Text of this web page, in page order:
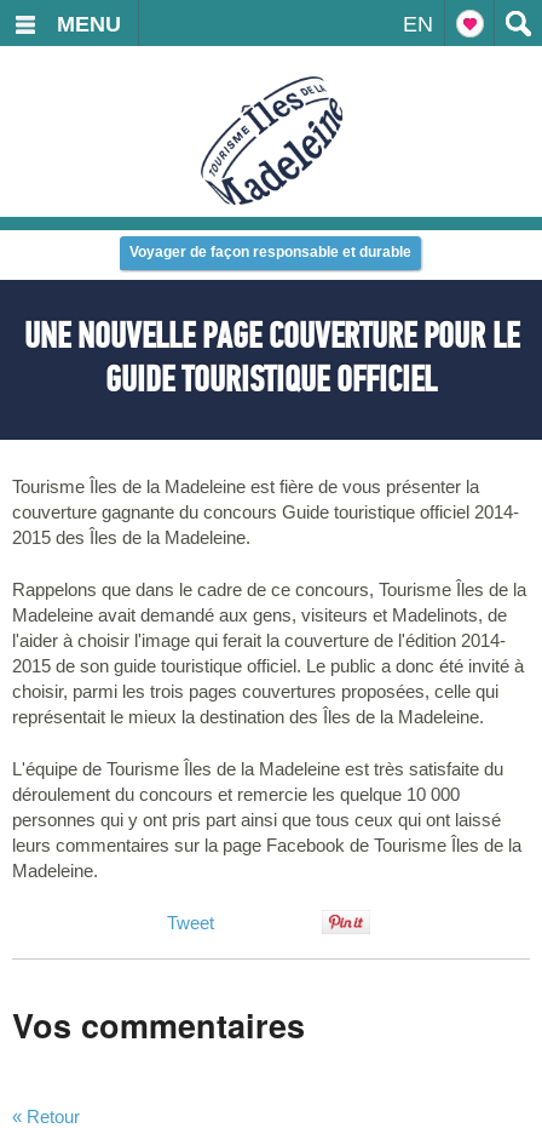
EN
MENU
Voyager de façon responsable et durable
UNE NOUVELLE PAGE COUVERTURE POUR LE
GUIDE TOURISTIQUE OFFICIEL
Tourisme Îles de la Madeleine est fière de vous présenter la
couverture gagnante du concours Guide touristique officiel 2014-
2015 des Îles de la Madeleine.
Rappelons que dans le cadre de ce concours, Tourisme Îles de la
Madeleine avait demandé aux gens, visiteurs et Madelinots, de
l'aider à choisir l'image qui ferait la couverture de l'édition 2014-
2015 de son guide touristique officiel. Le public a donc été invité à
choisir, parmi les trois pages couvertures proposées, celle qui
représentait le mieux la destination des Îles de la Madeleine.
L'équipe de Tourisme Îles de la Madeleine est très satisfaite du
déroulement du concours et remercie les quelque 10 000
personnes qui y ont pris part ainsi que tous ceux qui ont laissé
leurs commentaires sur la page Facebook de Tourisme Îles de la
Madeleine.
Tweet
Vos commentaires
« Retour